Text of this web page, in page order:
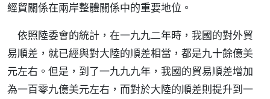
經貿關係在兩岸整體關係中的重要地位。
依照陸委會的統計，在一九九二年時，我國的對外貿
易順差，就已經與對大陸的順差相當，都是九十餘億美
元左右。但是，到了一九九九年，我國的貿易順差增加
為一百零九億美元左右，而對於大陸的順差則提升到一